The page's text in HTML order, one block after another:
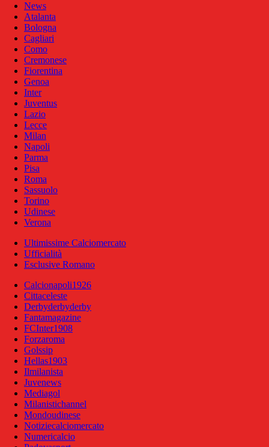
News
Atalanta
Bologna
Cagliari
Como
Cremonese
Fiorentina
Genoa
Inter
Juventus
Lazio
Lecce
Milan
Napoli
Parma
Pisa
Roma
Sassuolo
Torino
Udinese
Verona
Ultimissime Calciomercato
Ufficialità
Esclusive Romano
Calcionapoli1926
Cittaceleste
Derbyderbyderby
Fantamagazine
FCInter1908
Forzaroma
Golssip
Hellas1903
Ilmilanista
Juvenews
Mediagol
Milanistichannel
Mondoudinese
Notiziecalciomercato
Numericalcio